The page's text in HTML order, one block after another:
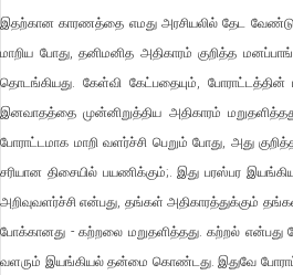
இதற்கான காரணத்தை எமது அரசியலில் தேட
மாறிய போது, தனிமனித அதிகாரம் குறித்த
தொடங்கியது. கேள்வி கேட்பதையும்,
இனவாதத்தை முன்னிறுத்திய அதிகாரம்
போராட்டமாக மாறி வளர்ச்சி பெறும் போது, அது
சரியான திசையில் பயணிக்கும்;. இது பரஸ்பர
அறிவுவளர்ச்சி என்பது, தங்கள் அதிகாரத்துக்கும்
போக்கானது - கற்றலை மறுதளித்தது. கற்றல் என்பது
வளரும் இயங்கியல் தன்மை கொண்டது. இதுவே